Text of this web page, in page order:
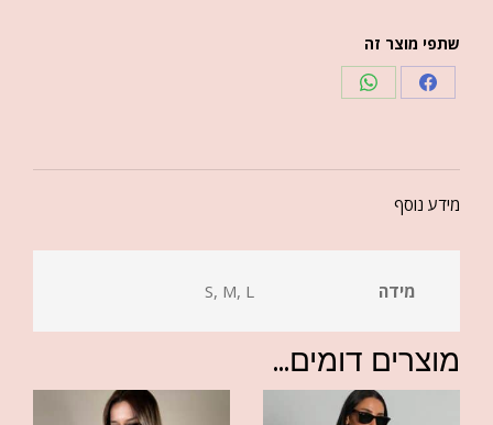
שתפי מוצר זה
מידע נוסף
מידה S, M, L
מוצרים דומים...